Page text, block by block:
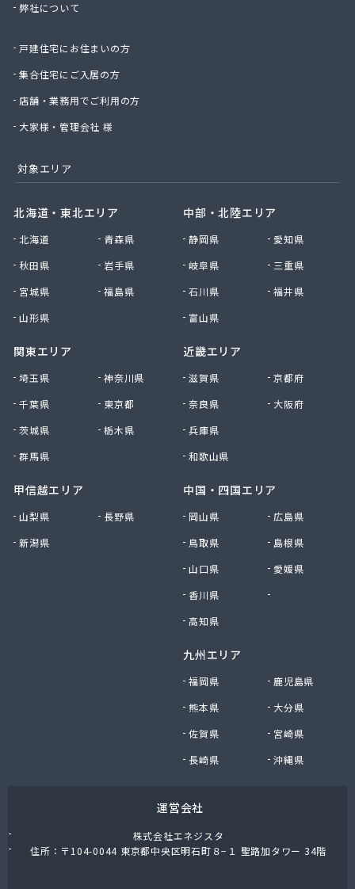
弊社について
戸建住宅にお住まいの方
集合住宅にご入居の方
店舗・業務用でご利用の方
大家様・管理会社 様
対象エリア
北海道・東北エリア
北海道
青森県
秋田県
岩手県
宮城県
福島県
山形県
関東エリア
埼玉県
神奈川県
千葉県
東京都
茨城県
栃木県
群馬県
甲信越エリア
山梨県
長野県
新潟県
中部・北陸エリア
静岡県
愛知県
岐阜県
三重県
石川県
福井県
富山県
近畿エリア
滋賀県
京都府
奈良県
大阪府
兵庫県
和歌山県
中国・四国エリア
岡山県
広島県
鳥取県
島根県
山口県
愛媛県
香川県
高知県
九州エリア
福岡県
鹿児島県
熊本県
大分県
佐賀県
宮崎県
長崎県
沖縄県
運営会社
株式会社エネジスタ
住所：〒104-0044 東京都中央区明石町８−１ 聖路加タワー 34階